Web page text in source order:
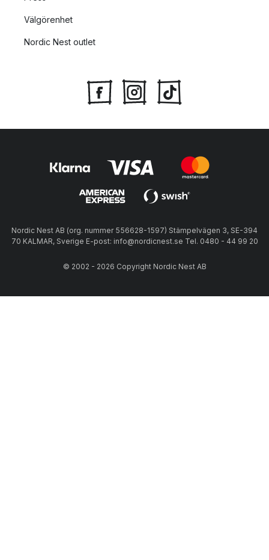
Välgörenhet
Nordic Nest outlet
Nordic Nest AB (org. nummer 556628-1597) Stämpelvägen 3, SE-394
70 KALMAR, Sverige E-post: info@nordicnest.se Tel. 0480 - 44 99 20
© 2002 - 2026 Copyright Nordic Nest AB